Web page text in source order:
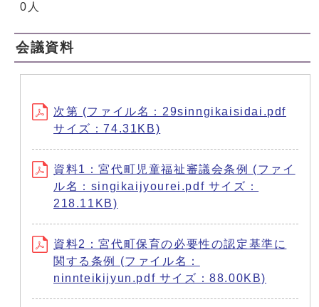
0人
会議資料
次第 (ファイル名：29sinngikaisidai.pdf
サイズ：74.31KB)
資料1：宮代町児童福祉審議会条例 (ファイ
ル名：singikaijyourei.pdf サイズ：
218.11KB)
資料2：宮代町保育の必要性の認定基準に
関する条例 (ファイル名：
ninnteikijyun.pdf サイズ：88.00KB)